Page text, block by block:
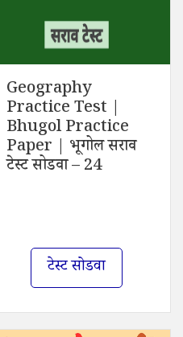
Geography
Practice Test |
Bhugol Practice
Paper | भूगोल सराव
टेस्ट सोडवा – 24
टेस्ट सोडवा